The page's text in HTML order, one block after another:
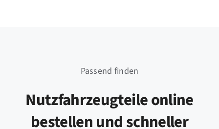
Passend finden
Nutzfahrzeugteile online
bestellen und schneller